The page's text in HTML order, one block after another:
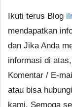
Ikuti terus Blog
mendapatkan
dan Jika Anda
informasi di
Komentar / E-
atau bisa
kami. Semoga